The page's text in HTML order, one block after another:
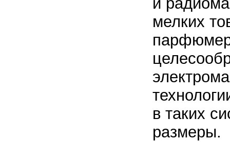
мелких
в таких
размеры.